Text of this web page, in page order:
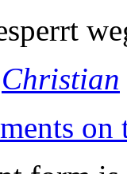
Christian
on